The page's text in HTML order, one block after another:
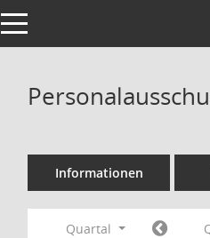
Toggle navigation
Informationen
Quartal